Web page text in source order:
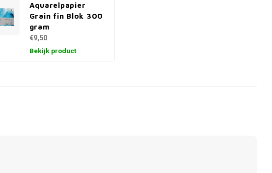
Aquarelpapier
Grain fin Blok 300
gram
€9,50
Bekijk product